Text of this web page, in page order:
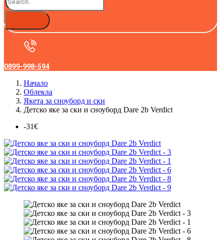
0899-998-594
Начало
Облекла
Якета за сноуборд и ски
Детско яке за ски и сноуборд Dare 2b Verdict
-31€